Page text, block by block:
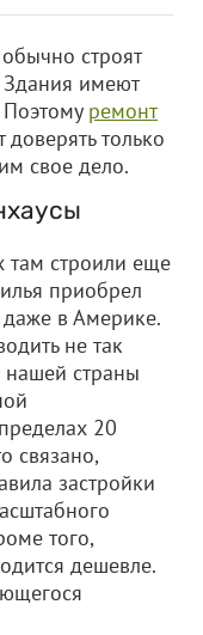
строят
Здания имеют
ремонт
доверять только
свое дело.
там строили еще
приобрел
даже в Америке.
не так
нашей страны
20
связано,
застройки
того,
дешевле.